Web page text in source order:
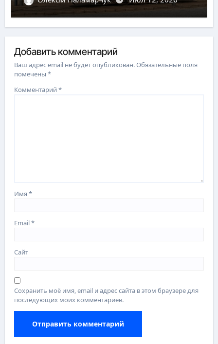
Добавить комментарий
Ваш адрес email не будет опубликован.Обязательные поля
помечены*
Комментарий*
Имя*
Email*
Сайт
Сохранить моё имя, email и адрес сайта в этом браузере для
последующих моих комментариев.